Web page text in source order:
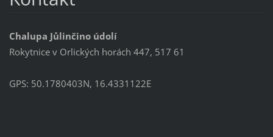
Chalupa Jůlinčino údolí
Rokytnice v Orlických horách 447, 517 61
GPS: 50.1780403N, 16.4331122E